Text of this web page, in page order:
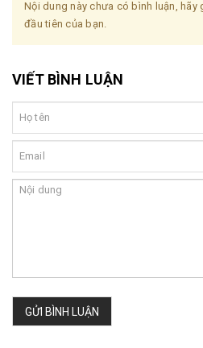
Nội dung này chưa có bình luận,
đầu tiên của bạn.
VIẾT BÌNH LUẬN
GỬI BÌNH LUẬN